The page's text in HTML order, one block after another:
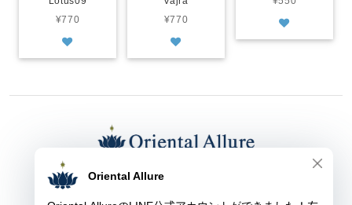
¥770
¥770
東京都渋谷区上原１-３-９ オリエンタル アルーア